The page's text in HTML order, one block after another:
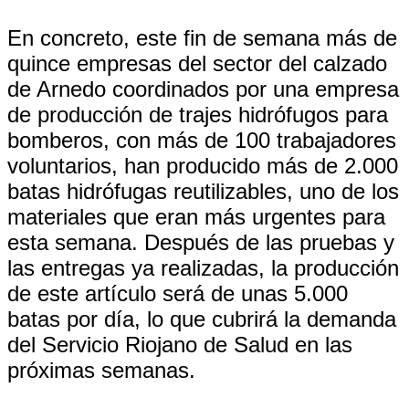
En concreto, este fin de semana más de
quince empresas del sector del calzado
de Arnedo coordinados por una empresa
de producción de trajes hidrófugos para
bomberos, con más de 100 trabajadores
voluntarios, han producido más de 2.000
batas hidrófugas reutilizables, uno de los
materiales que eran más urgentes para
esta semana. Después de las pruebas y
las entregas ya realizadas, la producción
de este artículo será de unas 5.000
batas por día, lo que cubrirá la demanda
del Servicio Riojano de Salud en las
próximas semanas.